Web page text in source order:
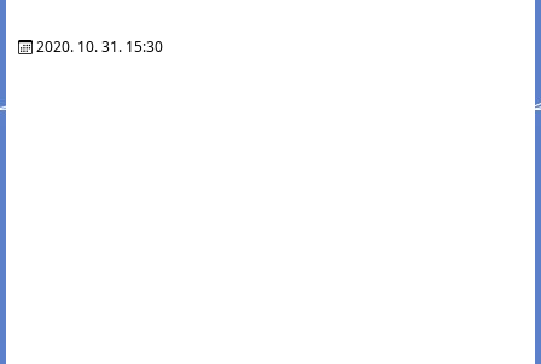
2020. 10. 31. 15:30